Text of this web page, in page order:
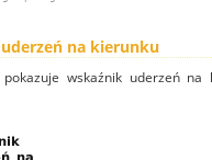
na kierunku
wskaźnik uderzeń